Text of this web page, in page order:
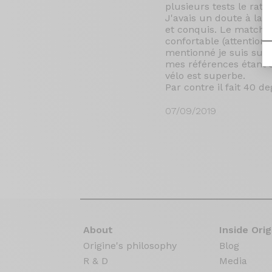
plusieurs tests le
J'avais un doute à la
et conquis. Le match
confortable (attention
mentionné je suis
mes références étant
vélo est superbe.
Par contre il fait 40
07/09/2019
About
Origine's philosophy
R & D
Inside
Blog
Media